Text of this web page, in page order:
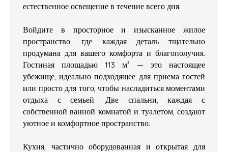
естественное освещение в течение всего дня.
Войдите в просторное и изысканное жилое
пространство, где каждая деталь тщательно
продумана для вашего комфорта и благополучия.
Гостиная площадью 113 м² — это настоящее
убежище, идеально подходящее для приема гостей
или просто для того, чтобы насладиться моментами
отдыха с семьей. Две спальни, каждая с
собственной ванной комнатой и туалетом, создают
уютное и комфортное пространство.
Кухня, частично оборудованная и открытая для